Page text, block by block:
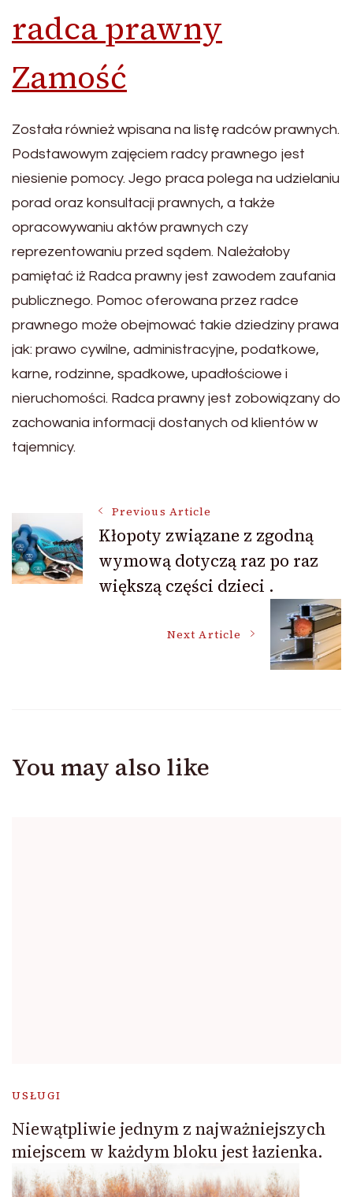
radca prawny
Zamość
Została również wpisana na listę radców prawnych.
Podstawowym zajęciem radcy prawnego jest
niesienie pomocy. Jego praca polega na udzielaniu
porad oraz konsultacji prawnych, a także
opracowywaniu aktów prawnych czy
reprezentowaniu przed sądem. Należałoby
pamiętać iż Radca prawny jest zawodem zaufania
publicznego. Pomoc oferowana przez radce
prawnego może obejmować takie dziedziny prawa
jak: prawo cywilne, administracyjne, podatkowe,
karne, rodzinne, spadkowe, upadłościowe i
nieruchomości. Radca prawny jest zobowiązany do
zachowania informacji dostanych od klientów w
tajemnicy.
Post
Navigation
Previous Article
Kłopoty związane z zgodną
wymową dotyczą raz po raz
większą części dzieci .
Next Article
You may also like
USŁUGI
Niewątpliwie jednym z najważniejszych
miejscem w każdym bloku jest łazienka.